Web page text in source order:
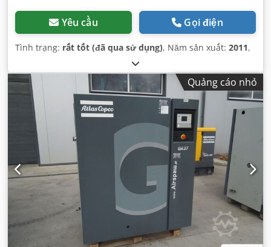
Yêu cầu Gọi điện
Tình trạng: rất tốt (đã qua sử dụng), Năm sản xuất: 2011,
Quảng cáo nhỏ